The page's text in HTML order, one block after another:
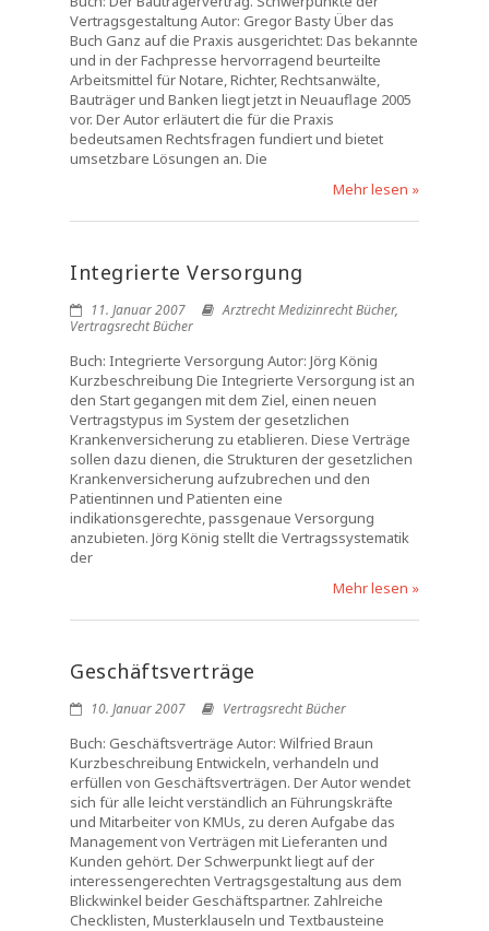
Vertragsgestaltung Autor: Gregor Basty Über das
Buch Ganz auf die Praxis ausgerichtet: Das bekannte
und in der Fachpresse hervorragend beurteilte
Arbeitsmittel für Notare, Richter, Rechtsanwälte,
Bauträger und Banken liegt jetzt in Neuauflage 2005
vor. Der Autor erläutert die für die Praxis
bedeutsamen Rechtsfragen fundiert und bietet
umsetzbare Lösungen an. Die
Mehr lesen »
Integrierte Versorgung
11. Januar 2007 Arztrecht Medizinrecht Bücher,
Vertragsrecht Bücher
Buch: Integrierte Versorgung Autor: Jörg König
Kurzbeschreibung Die Integrierte Versorgung ist an
den Start gegangen mit dem Ziel, einen neuen
Vertragstypus im System der gesetzlichen
Krankenversicherung zu etablieren. Diese Verträge
sollen dazu dienen, die Strukturen der gesetzlichen
Krankenversicherung aufzubrechen und den
Patientinnen und Patienten eine
indikationsgerechte, passgenaue Versorgung
anzubieten. Jörg König stellt die Vertragssystematik
der
Mehr lesen »
Geschäftsverträge
10. Januar 2007 Vertragsrecht Bücher
Buch: Geschäftsverträge Autor: Wilfried Braun
Kurzbeschreibung Entwickeln, verhandeln und
erfüllen von Geschäftsverträgen. Der Autor wendet
sich für alle leicht verständlich an Führungskräfte
und Mitarbeiter von KMUs, zu deren Aufgabe das
Management von Verträgen mit Lieferanten und
Kunden gehört. Der Schwerpunkt liegt auf der
interessengerechten Vertragsgestaltung aus dem
Blickwinkel beider Geschäftspartner. Zahlreiche
Checklisten, Musterklauseln und Textbausteine